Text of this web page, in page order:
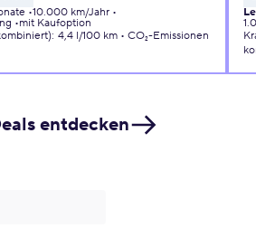
10.000 km/Jahr
mit Kaufoption
: 4,4 l/100 km
CO₂-Emissionen
entdecken